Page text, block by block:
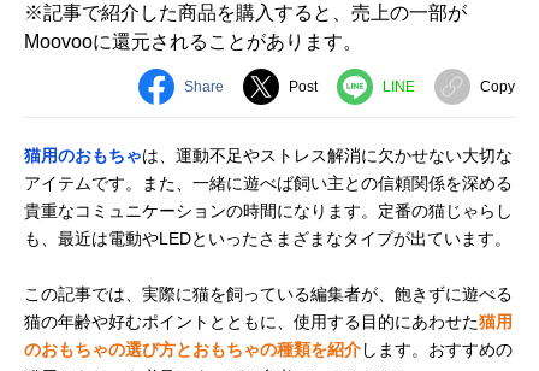
※記事で紹介した商品を購入すると、売上の一部が
Moovooに還元されることがあります。
Share Post LINE Copy
猫用のおもちゃは、運動不足やストレス解消に欠かせない大切な
アイテムです。また、一緒に遊べば飼い主との信頼関係を深める
貴重なコミュニケーションの時間になります。定番の猫じゃらし
も、最近は電動やLEDといったさまざまなタイプが出ています。
この記事では、実際に猫を飼っている編集者が、飽きずに遊べる
猫の年齢や好むポイントとともに、使用する目的にあわせた猫用
のおもちゃの選び方とおもちゃの種類を紹介します。おすすめの